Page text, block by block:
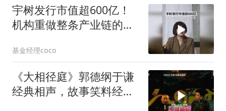
宇树发行市值超600亿！
机构重做整条产业链的尺
基金经理coco
《大相径庭》郭德纲于谦
经典相声，故事笑料经典